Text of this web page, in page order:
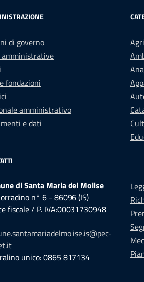
di governo
amministrative
fondazioni
amministrativo
e dati
di Santa Maria del Molise
n° 6 - 86096 (IS)
fiscale / P. IVA:00031730948
unico: 0865 817134